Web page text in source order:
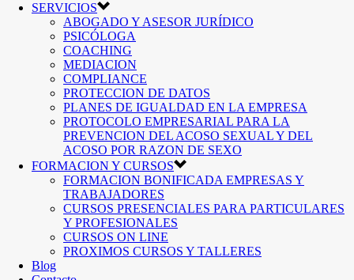
SERVICIOS
ABOGADO Y ASESOR JURÍDICO
PSICÓLOGA
COACHING
MEDIACION
COMPLIANCE
PROTECCION DE DATOS
PLANES DE IGUALDAD EN LA EMPRESA
PROTOCOLO EMPRESARIAL PARA LA
PREVENCION DEL ACOSO SEXUAL Y DEL
ACOSO POR RAZON DE SEXO
FORMACION Y CURSOS
FORMACION BONIFICADA EMPRESAS Y
TRABAJADORES
CURSOS PRESENCIALES PARA PARTICULARES
Y PROFESIONALES
CURSOS ON LINE
PROXIMOS CURSOS Y TALLERES
Blog